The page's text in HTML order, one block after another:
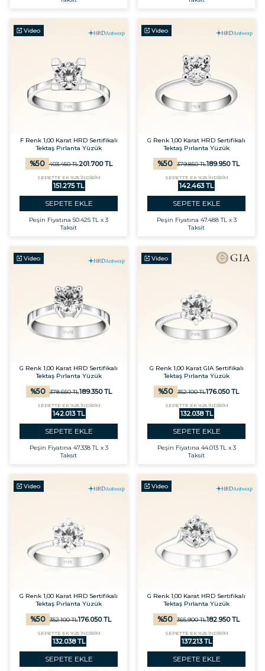
Video
F Renk 1,00 Karat HRD Sertifikalı
Tektaş Pırlanta Yüzük
%50 403.450TL201.700TL
SEPETTE EK %25 İNDİRİM
151.275 TL
SEPETE EKLE
Peşin Fiyatına 50.425 TL x 3
Taksit
Video
G Renk 1,00 Karat HRD Sertifikalı
Tektaş Pırlanta Yüzük
%50 379.850TL189.950TL
SEPETTE EK %25 İNDİRİM
142.463 TL
SEPETE EKLE
Peşin Fiyatına 47.488 TL x 3
Taksit
Video
G Renk 1,00 Karat HRD Sertifikalı
Tektaş Pırlanta Yüzük
%50 378.650TL189.350TL
SEPETTE EK %25 İNDİRİM
142.013 TL
SEPETE EKLE
Peşin Fiyatına 47.338 TL x 3
Taksit
Video
G Renk 1,00 Karat GIA Sertifikalı
Tektaş Pırlanta Yüzük
%50 352.100TL176.050TL
SEPETTE EK %25 İNDİRİM
132.038 TL
SEPETE EKLE
Peşin Fiyatına 44.013 TL x 3
Taksit
Video
G Renk 1,00 Karat HRD Sertifikalı
Tektaş Pırlanta Yüzük
%50 352.100TL176.050TL
SEPETTE EK %25 İNDİRİM
132.038 TL
SEPETE EKLE
Video
G Renk 1,00 Karat HRD Sertifikalı
Tektaş Pırlanta Yüzük
%50 365.900TL182.950TL
SEPETTE EK %25 İNDİRİM
137.213 TL
SEPETE EKLE